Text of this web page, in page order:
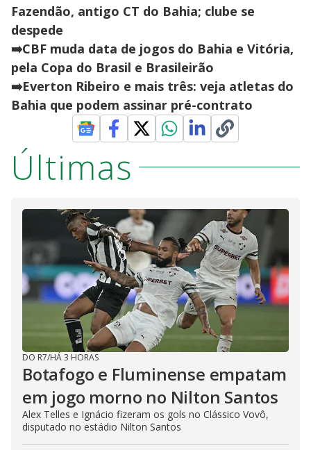
Fazendão, antigo CT do Bahia; clube se
despede
➡️CBF muda data de jogos do Bahia e Vitória,
pela Copa do Brasil e Brasileirão
➡️Everton Ribeiro e mais três: veja atletas do
Bahia que podem assinar pré-contrato
Últimas
DO R7/HÁ 3 HORAS
Botafogo e Fluminense empatam
em jogo morno no Nilton Santos
Alex Telles e Ignácio fizeram os gols no Clássico Vovô,
disputado no estádio Nilton Santos